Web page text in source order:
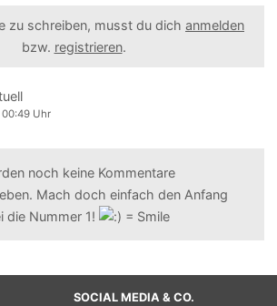
zu schreiben, musst du dich anmelden
bzw. registrieren.
00:49 Uhr
noch keine Kommentare
Mach doch einfach den Anfang
die Nummer 1!
SOCIAL MEDIA & CO.